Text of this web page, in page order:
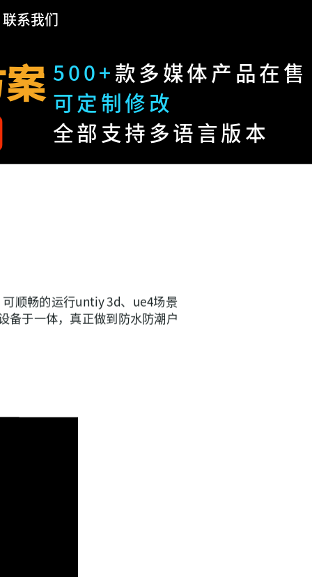
联系我们
500+款多媒体产品在售
可定制修改
全部支持多语言版本
顺畅的运行untiy 3d、ue4场景
备于一体，真正做到防水防潮户